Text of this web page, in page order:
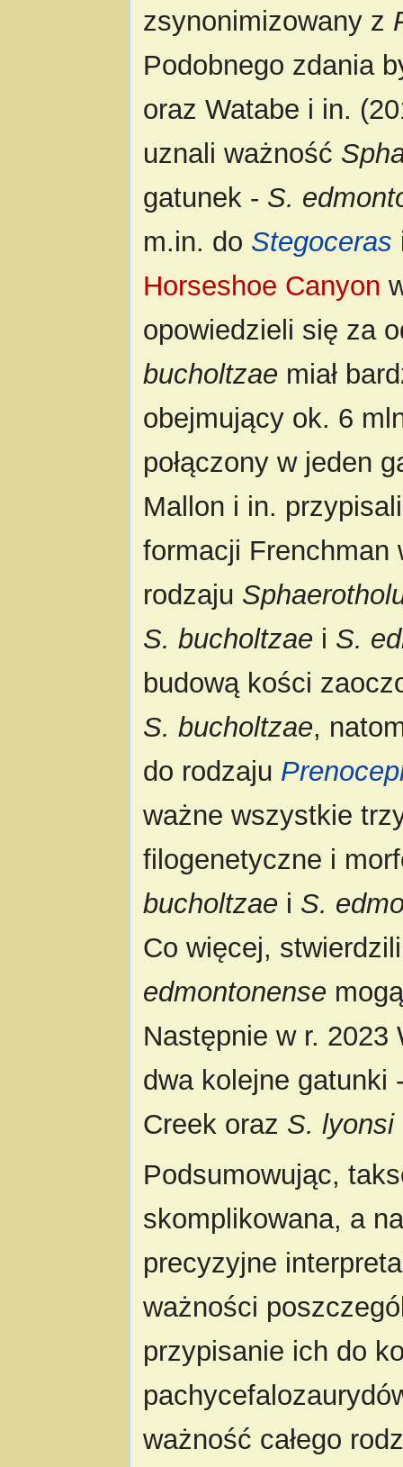
zsynonimizowany z
Podobnego zdania
oraz Watabe i in.
uznali ważność
gatunek - S.
m.in. do Stegoceras
Horseshoe Canyon
opowiedzieli się za
bucholtzae miał
obejmujący ok. 6
połączony w jeden
Mallon i in.
formacji Frenchman
rodzaju
S. bucholtzae i S.
budową kości
S. bucholtzae,
do rodzaju
ważne wszystkie
filogenetyczne i
bucholtzae i S.
Co więcej,
edmontonense
Następnie w r. 2023
dwa kolejne gatunki
Creek oraz S. lyonsi
Podsumowując,
skomplikowana, a
precyzyjne
ważności
przypisanie ich do
ważność całego